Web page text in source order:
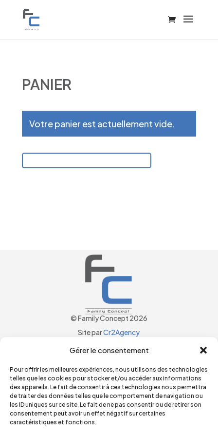
Gérer le consentement
Pour offrir les meilleures expériences, nous utilisons des technologies
telles que les cookies pour stocker et/ou accéder aux informations
des appareils. Le fait de consentir à ces technologies nous permettra
de traiter des données telles que le comportement de navigation ou
les ID uniques sur ce site. Le fait de ne pas consentir ou de retirer son
consentement peut avoir un effet négatif sur certaines
caractéristiques et fonctions.
PANIER
Votre panier est actuellement vide.
© Family Concept 2026
Site parCr2Agency
Mon compte
Panier
CGV
Politique de confidentialités
Mentions Légales
Commander
Nous contacter